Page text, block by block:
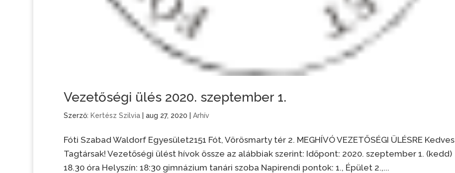
Vezetőségi ülés 2020. szeptember 1.
Szerző: Kertész Szilvia| aug 27, 2020 | Arhív
Fóti Szabad Waldorf Egyesület2151 Fót, Vörösmarty tér 2. MEGHÍVÓ VEZETŐSÉGI ÜLÉSRE Kedves
Tagtársak! Vezetőségi ülést hívok össze az alábbiak szerint: Időpont: 2020. szeptember 1. (kedd)
18.30 óra Helyszín: 18:30 gimnázium tanári szoba Napirendi pontok: 1., Épület 2.,...